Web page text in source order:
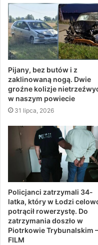
Pijany, bez butów i z
zaklinowaną nogą. Dwie
groźne kolizje
w naszym powiecie
31 lipca, 2026
Policjanci zatrzymali 34-
latka, który w Łodzi
potrącił rowerzystę. Do
zatrzymania doszło w
Piotrkowie Trybunalskim –
FILM